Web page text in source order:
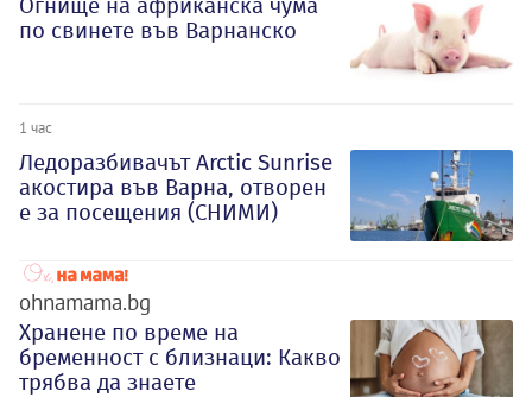
Огнище на африканска чума
по свинете във Варнанско
1 час
Ледоразбивачът Arctic Sunrise
акостира във Варна, отворен
е за посещения (СНИМИ)
ohnamama.bg
Хранене по време на
бременност с близнаци: Какво
трябва да знаете